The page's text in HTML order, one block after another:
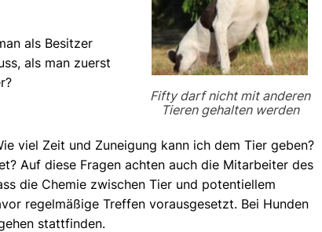
als Besitzer
als man zuerst
Fifty darf nicht mit anderen
Tieren gehalten werden
viel Zeit und Zuneigung kann ich dem Tier geben?
Auf diese Fragen achten auch die Mitarbeiter des
die Chemie zwischen Tier und potentiellem
regelmäßige Treffen vorausgesetzt. Bei Hunden
stattfinden.